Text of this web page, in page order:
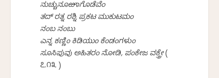
ನುಚ್ಚುನೂಱಾಗೊಡೆವೆಂ
ತದ್ ರತ್ನ ರಶ್ನಿ ಪ್ರಕಟ ಮುಕುಟಮಂ
ನಂಬ ನಂಬು
ಎನ್ನ ಕಣ್ಣಿಂ ಕಿಡಿಯುಂ ಕೆಂಡಂಗಳುಂ
ಸೂಸಿಪುವು ಅಹಿತರಂ ನೋಡಿ, ಪಂಕೇಜ ವಕ್ತ್ರೇ(
೭.೧೩ )